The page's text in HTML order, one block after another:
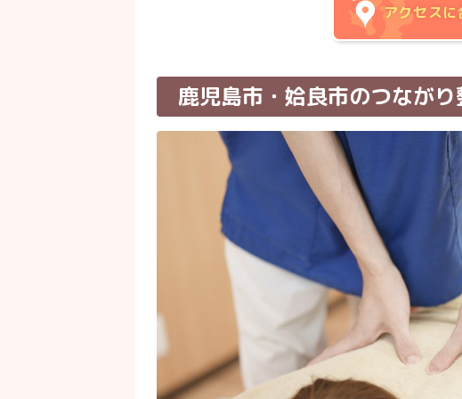
アクセスに
鹿児島市・姶良市のつなが